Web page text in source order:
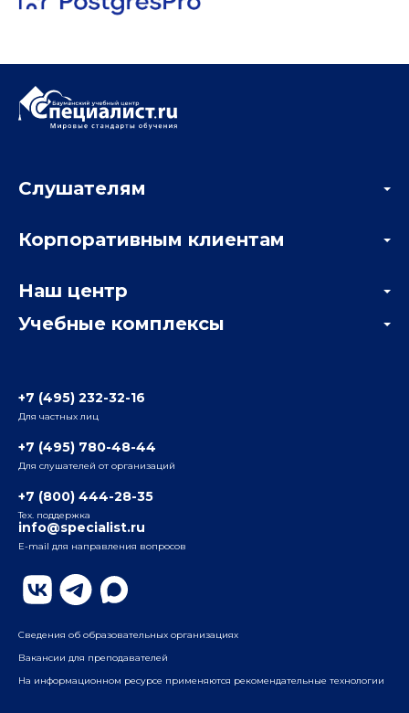
Учебные комплексы
Радио
ул. Радио, д.24, корпус 1, 2-й подъезд, 2-й этаж
ул. Воронцовская, д. 35Б, корп.2, 5-й этаж
Бауманский
ул. Бауманская, д. 6, стр. 2, бизнес-центр «Виктория
Плаза», 4-й этаж
Слушателям
Мастер-классы и вебинары
Корпоративным клиентам
Отзывы компаний
Наш центр
Информация о центре
+7 (495) 232-32-16
Для частных лиц
+7 (495) 780-48-44
Для слушателей от организаций
+7 (800) 444-28-35
Тех. поддержка
info@specialist.ru
E-mail для направления вопросов
Сведения об образовательных организациях
Вакансии для преподавателей
На информационном ресурсе применяются рекомендательные технологии